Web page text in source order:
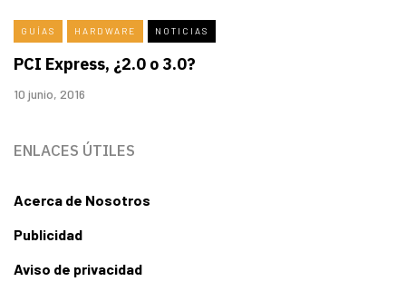
GUÍAS HARDWARE NOTICIAS
PCI Express, ¿2.0 o 3.0?
10 junio, 2016
ENLACES ÚTILES
Acerca de Nosotros
Publicidad
Aviso de privacidad